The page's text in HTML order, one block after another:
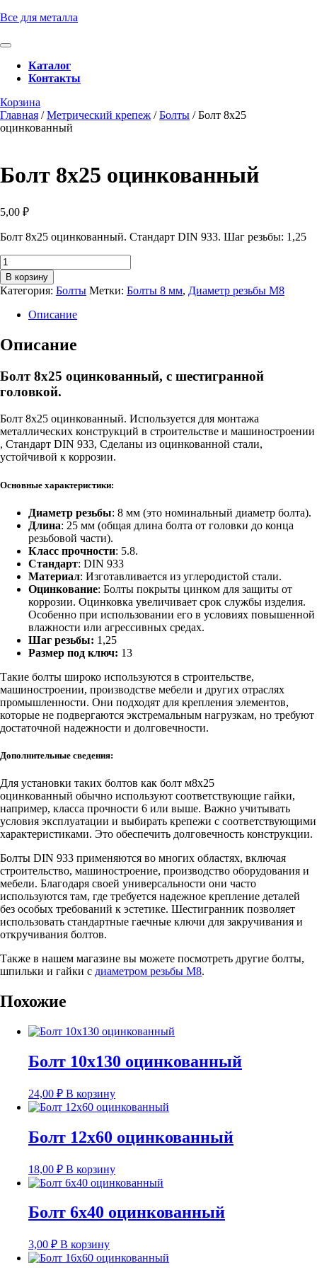
Перейти
содержимому
Все для металла
Кнопка
ОткрытьКаталог
Контакты
Кнопка
Закрыть
Корзина
консультацию
Главная /Метрический крепеж /Болты / Болт 8х25
оцинкованный
Болт 8х25 оцинкованный
5,00 ₽
Болт 8х25 оцинкованный. Стандарт DIN 933. Шаг резьбы: 1,25
Количество
товара
Болт
8х25
оцинкованный
В корзину
Категория: Болты Метки: Болты 8 мм, Диаметр резьбы М8
Описание
Описание
Болт 8х25 оцинкованный, с шестигранной
головкой.
Болт 8х25 оцинкованный. Используется для монтажа
металлических конструкций в строительстве и машиностроении
, Стандарт DIN 933, Сделаны из оцинкованной стали,
устойчивой к коррозии.
Основные характеристики:
Диаметр резьбы: 8 мм (это номинальный диаметр болта).
Длина: 25 мм (общая длина болта от головки до конца
резьбовой части).
Класс прочности: 5.8.
Стандарт: DIN 933
Материал: Изготавливается из углеродистой стали.
Оцинкование: Болты покрыты цинком для защиты от
коррозии. Оцинковка увеличивает срок службы изделия.
Особенно при использовании его в условиях повышенной
влажности или агрессивных средах.
Шаг резьбы: 1,25
Размер под ключ: 13
Такие болты широко используются в строительстве,
машиностроении, производстве мебели и других отраслях
промышленности. Они подходят для крепления элементов,
которые не подвергаются экстремальным нагрузкам, но требуют
достаточной надежности и долговечности.
Дополнительные сведения:
Для установки таких болтов как болт м8х25
оцинкованный обычно используют соответствующие гайки,
например, класса прочности 6 или выше. Важно учитывать
условия эксплуатации и выбирать крепежи с соответствующими
характеристиками. Это обеспечить долговечность конструкции.
Болты DIN 933 применяются во многих областях, включая
строительство, машиностроение, производство оборудования и
мебели. Благодаря своей универсальности они часто
используются там, где требуется надежное крепление деталей
без особых требований к эстетике. Шестигранник позволяет
использовать стандартные гаечные ключи для закручивания и
откручивания болтов.
Также в нашем магазине вы можете посмотреть другие болты,
шпильки и гайки с диаметром резьбы М8.
Похожие
Болт 10х130 оцинкованный
24,00 ₽ В корзину
Болт 12х60 оцинкованный
18,00 ₽ В корзину
Болт 6х40 оцинкованный
3,00 ₽ В корзину